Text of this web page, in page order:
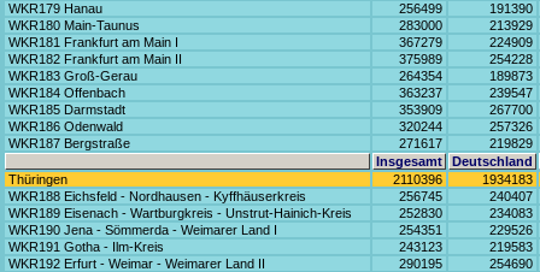
WKR179 Hanau
256499
191390
WKR180 Main-Taunus
283000
213929
WKR181 Frankfurt am Main I
367279
224909
WKR182 Frankfurt am Main II
375989
254228
WKR183 Groß-Gerau
264354
189873
WKR184 Offenbach
363237
239547
WKR185 Darmstadt
353909
267700
WKR186 Odenwald
320244
257326
WKR187 Bergstraße
271617
219829
Insgesamt
Deutschland
Thüringen
2110396
1934183
WKR188 Eichsfeld - Nordhausen - Kyffhäuserkreis
256745
240407
WKR189 Eisenach - Wartburgkreis - Unstrut-Hainich-Kreis
252830
234083
WKR190 Jena - Sömmerda - Weimarer Land I
254351
229526
WKR191 Gotha - Ilm-Kreis
243123
219583
WKR192 Erfurt - Weimar - Weimarer Land II
290195
254690